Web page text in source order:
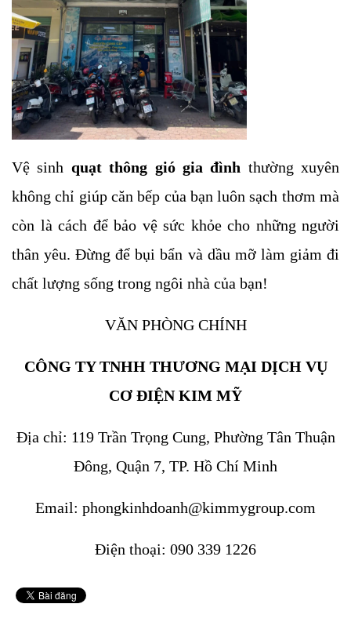
Vệ sinh quạt thông gió gia đình thường xuyên
không chỉ giúp căn bếp của bạn luôn sạch thơm mà
còn là cách để bảo vệ sức khỏe cho những người
thân yêu. Đừng để bụi bẩn và dầu mỡ làm giảm đi
chất lượng sống trong ngôi nhà của bạn!
VĂN PHÒNG CHÍNH
CÔNG TY TNHH THƯƠNG MẠI DỊCH VỤ
CƠ ĐIỆN KIM MỸ
Địa chỉ: 119 Trần Trọng Cung, Phường Tân Thuận
Đông, Quận 7, TP. Hồ Chí Minh
Email: phongkinhdoanh@kimmygroup.com
Điện thoại: 090 339 1226